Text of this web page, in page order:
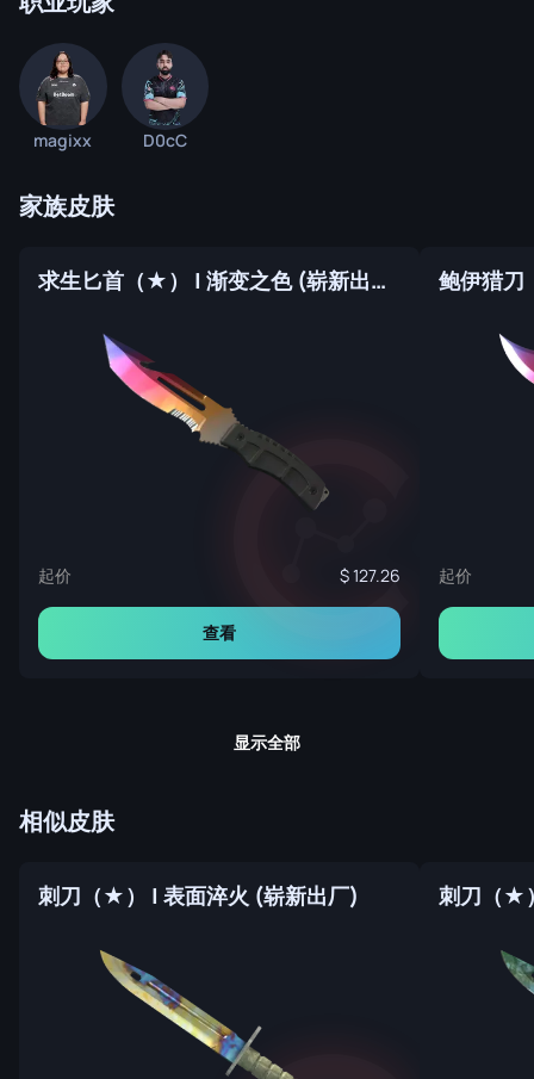
magixx D0cC
家族皮肤
求生匕首（★） | 渐变之色 (崭新出厂)
起价 127.26
查看
起价
显示全部
相似皮肤
刺刀（★） | 表面淬火 (崭新出厂) 刺刀（★